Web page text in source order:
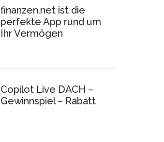
finanzen.net ist die
perfekte App rund um
Ihr Vermögen
Copilot Live DACH –
Gewinnspiel – Rabatt